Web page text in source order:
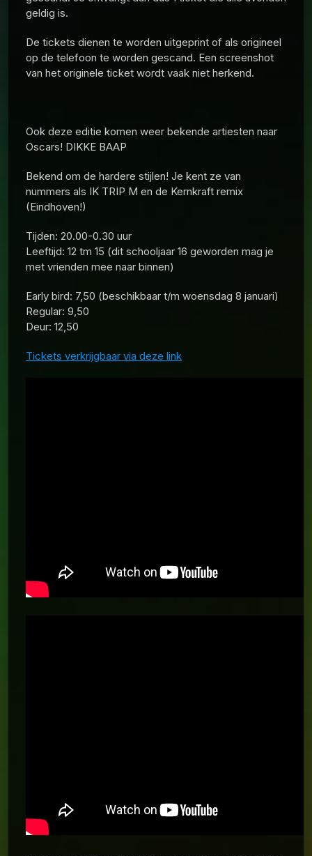
geldig is.
De tickets dienen te worden uitgeprint of als origineel
op de telefoon te worden gescand. Een screenshot
van het originele ticket wordt vaak niet herkend.
Ook deze editie komen weer bekende artiesten naar
Oscars! DIKKE BAAP
Bekend om de hardere stijlen! Je kent ze van
nummers als IK TRIP M en de Kernkraft remix
(Eindhoven!)
Tijden: 20.00-0.30 uur
Leeftijd: 12 tm 15 (dit schooljaar 16 geworden mag je
met vrienden mee naar binnen)
Early bird: 7,50 (beschikbaar t/m woensdag 8 januari)
Regular: 9,50
Deur: 12,50
Tickets verkrijgbaar via deze link